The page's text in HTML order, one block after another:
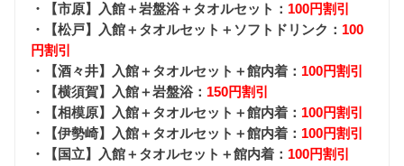
・【市原】入館＋岩盤浴＋タオルセット： 100円割引
・【松戸】入館＋タオルセット＋ソフトドリンク： 100
円割引
・【酒々井】入館＋タオルセット＋館内着： 100円割引
・【横須賀】入館＋岩盤浴： 150円割引
・【相模原】入館＋タオルセット＋館内着： 100円割引
・【伊勢崎】入館＋タオルセット＋館内着： 100円割引
・【国立】入館＋タオルセット＋館内着： 100円割引